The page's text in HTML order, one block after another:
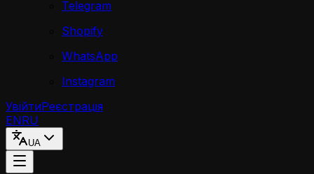
Telegram
Shopify
WhatsApp
Instagram
УвійтиРеєстрація
ENRU
UA